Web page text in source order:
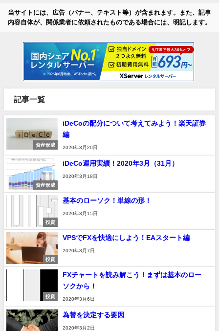
当サイトには、広告（バナー、テキスト等）が含まれます。また、記事
内容自体が、関係業者に依頼されたものである場合には、明記します。
記事一覧
資産形成
iDeCoの配分について考えてみよう！楽天証券
編
2020年3月20日
資産形成
iDeCo運用実績！2020年3月（31月）
2020年3月18日
投資
基本のローソク！単線の形！
2020年3月15日
投資
VPSでFXを快適にしよう！EAスタート編
2020年3月7日
投資
FXチャートを読み解こう！まずは基本のロー
ソクから！
2020年3月6日
為替を決定する要因
2020年3月2日